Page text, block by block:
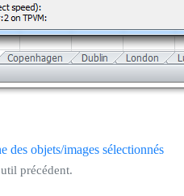
des objets/images sélectionnés
précédent.